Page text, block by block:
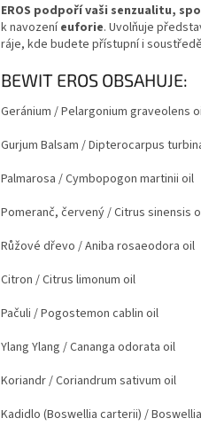
EROS podpoří vaši senzualitu,
k navození euforie. Uvolňuje
ráje, kde budete přístupní i
BEWIT EROS OBSAHUJE:
Geránium / Pelargonium graveolens
Gurjum Balsam / Dipterocarpus
Palmarosa / Cymbopogon martinii oil
Pomeranč, červený/ Citrus sinensis
Růžové dřevo / Aniba rosaeodora oil
Citron / Citrus limonum oil
Pačuli / Pogostemon cablin oil
Ylang Ylang / Cananga odorata oil
Koriandr/ Coriandrum sativum oil
Kadidlo (Boswellia carterii) /